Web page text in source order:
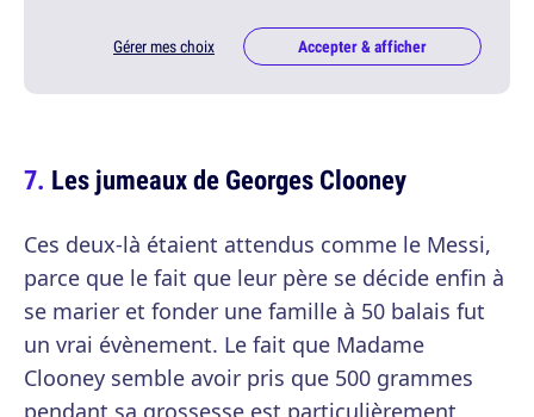
Gérer mes choix Accepter & afficher
Les jumeaux de Georges Clooney
Ces deux-là étaient attendus comme le Messi,
parce que le fait que leur père se décide enfin à
se marier et fonder une famille à 50 balais fut
un vrai évènement. Le fait que Madame
Clooney semble avoir pris que 500 grammes